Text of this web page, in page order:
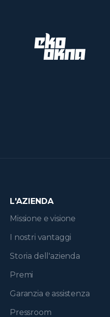
L'AZIENDA
Missione e visione
I nostri vantaggi
Storia dell'azienda
Premi
Garanzia e assistenza
Pressroom